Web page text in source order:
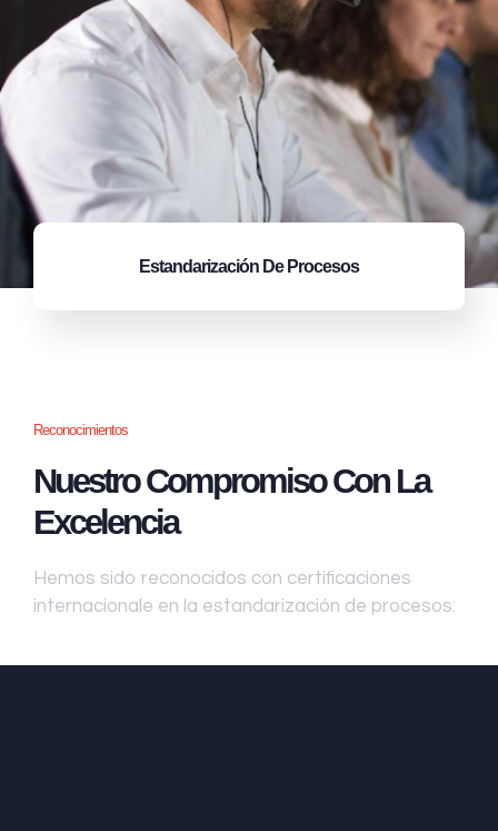
Estandarización De Procesos
Reconocimientos
Nuestro Compromiso Con La
Excelencia
Hemos sido reconocidos con certificaciones
internacionale en la estandarización de procesos: